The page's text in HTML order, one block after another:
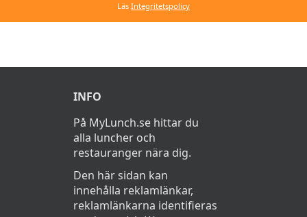
Läs Integritetspolicy
INFO
På MyLunch.se hittar du
alla luncher och
restauranger nära dig.
Den här sidan kan
innehålla reklamlänkar,
reklamlänkarna identifieras